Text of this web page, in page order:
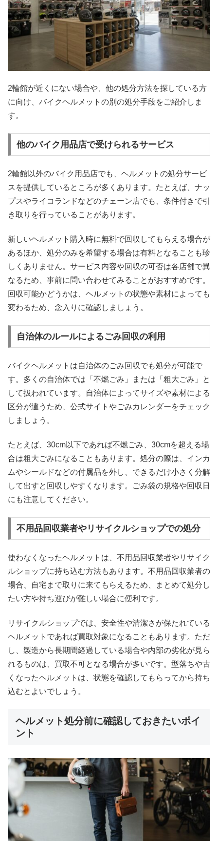
2輪館が近くにない場合や、他の処分方法を探している方
に向け、バイクヘルメットの別の処分手段をご紹介しま
す。
他のバイク用品店で受けられるサービス
2輪館以外のバイク用品店でも、ヘルメットの処分サービ
スを提供しているところが多くあります。たとえば、ナッ
プスやライコランドなどのチェーン店でも、条件付きで引
き取りを行っていることがあります。
新しいヘルメット購入時に無料で回収してもらえる場合が
あるほか、処分のみを希望する場合は有料となることも珍
しくありません。サービス内容や回収の可否は各店舗で異
なるため、事前に問い合わせてみることがおすすめです。
回収可能かどうかは、ヘルメットの状態や素材によっても
変わるため、念入りに確認しましょう。
自治体のルールによるごみ回収の利用
バイクヘルメットは自治体のごみ回収でも処分が可能で
す。多くの自治体では「不燃ごみ」または「粗大ごみ」と
して扱われています。自治体によってサイズや素材による
区分が違うため、公式サイトやごみカレンダーをチェック
しましょう。
たとえば、30cm以下であれば不燃ごみ、30cmを超える場
合は粗大ごみになることもあります。処分の際は、インカ
ムやシールドなどの付属品を外し、できるだけ小さく分解
して出すと回収しやすくなります。ごみ袋の規格や回収日
にも注意してください。
不用品回収業者やリサイクルショップでの処分
使わなくなったヘルメットは、不用品回収業者やリサイク
ルショップに持ち込む方法もあります。不用品回収業者の
場合、自宅まで取りに来てもらえるため、まとめて処分し
たい方や持ち運びが難しい場合に便利です。
リサイクルショップでは、安全性や清潔さが保たれている
ヘルメットであれば買取対象になることもあります。ただ
し、製造から長期間経過している場合や内部の劣化が見ら
れるものは、買取不可となる場合が多いです。型落ちや古
くなったヘルメットは、状態を確認してもらってから持ち
込むとよいでしょう。
ヘルメット処分前に確認しておきたいポイ
ント